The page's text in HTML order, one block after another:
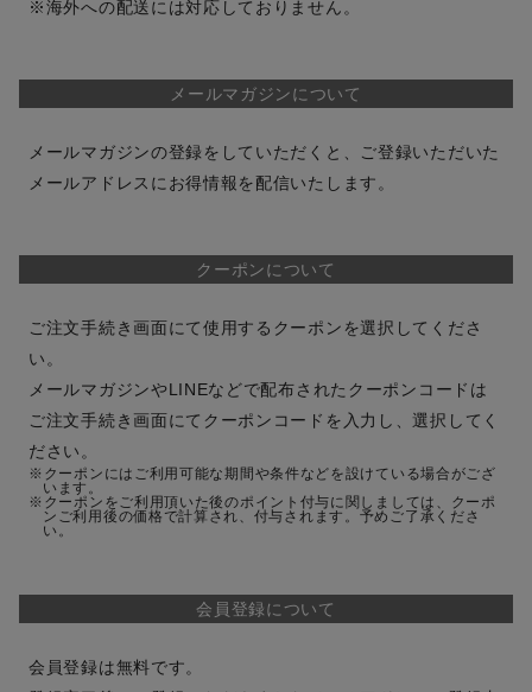
※海外への配送には対応しておりません。
メールマガジンについて
メールマガジンの登録をしていただくと、ご登録いただいた
メールアドレスにお得情報を配信いたします。
クーポンについて
ご注文手続き画面にて使用するクーポンを選択してくださ
い。
メールマガジンやLINEなどで配布されたクーポンコードは
ご注文手続き画面にてクーポンコードを入力し、選択してく
ださい。
クーポンにはご利用可能な期間や条件などを設けている場合がござ
います。
クーポンをご利用頂いた後のポイント付与に関しましては、クーポ
ンご利用後の価格で計算され、付与されます。予めご了承くださ
い。
会員登録について
会員登録は無料です。